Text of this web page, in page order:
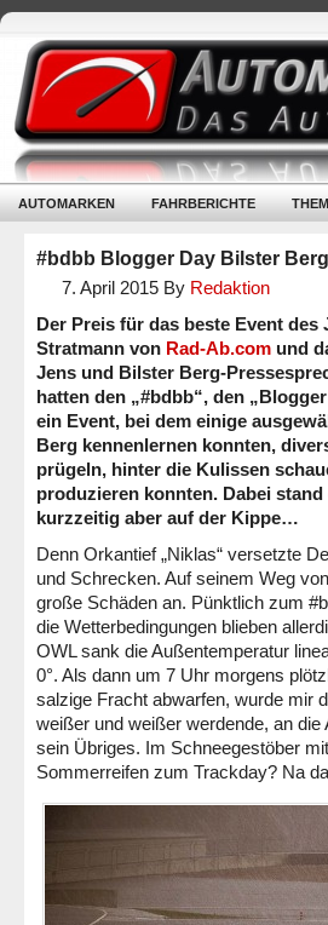
AUTOMARKEN FAHRBERICHTE
#bdbb Blogger Day Bilster Berg
7. April 2015 By Redaktion
Der Preis für das beste Event
Stratmann von Rad-Ab.com und
Jens und Bilster Berg-
hatten den „#bdbb“, den
ein Event, bei dem einige
Berg kennenlernen konnten,
prügeln, hinter die Kulissen
produzieren konnten. Dabei
kurzzeitig aber auf der Kippe…
Denn Orkantief „Niklas“ versetzte
und Schrecken. Auf seinem Weg
große Schäden an. Pünktlich zum
die Wetterbedingungen blieben
OWL sank die Außentemperatur
0°. Als dann um 7 Uhr morgens
salzige Fracht abwarfen, wurde mir
weißer und weißer werdende, an
sein Übriges. Im Schneegestöber
Sommerreifen zum Trackday? Na